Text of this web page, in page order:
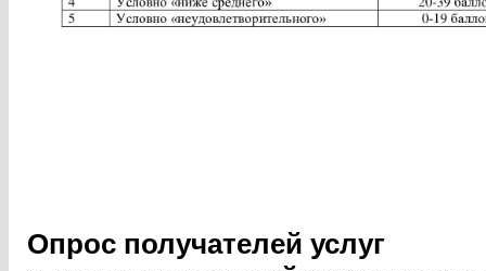
Опрос получателей услуг